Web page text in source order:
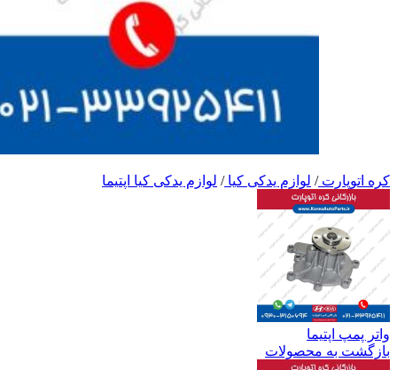
کره اتوپارت/ لوازم یدکی کیا/ لوازم یدکی کیا اپتیما
واتر پمپ اپتیما
بازگشت به محصولات